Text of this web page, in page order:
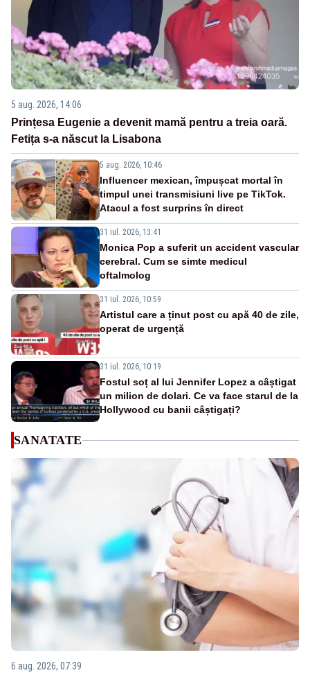
5 aug. 2026, 14:06
Prințesa Eugenie a devenit mamă pentru a treia oară.
Fetița s-a născut la Lisabona
5 aug. 2026, 10:46
Influencer mexican, împușcat mortal în
timpul unei transmisiuni live pe TikTok.
Atacul a fost surprins în direct
31 iul. 2026, 13:41
Monica Pop a suferit un accident vascular
cerebral. Cum se simte medicul
oftalmolog
31 iul. 2026, 10:59
Artistul care a ținut post cu apă 40 de zile,
operat de urgență
31 iul. 2026, 10:19
Fostul soț al lui Jennifer Lopez a câștigat
un milion de dolari. Ce va face starul de la
Hollywood cu banii câștigați?
SANATATE
6 aug. 2026, 07:39